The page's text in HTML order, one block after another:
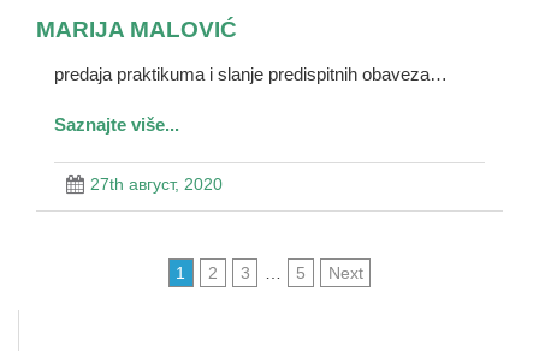
MARIJA MALOVIĆ
predaja praktikuma i slanje predispitnih obaveza…
Saznajte više...
27th август, 2020
1 2 3 5 Next